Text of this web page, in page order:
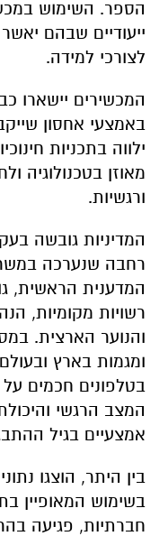
הספר. השימוש
ייעודיים שבהם
לצורכי למידה.
המכשירים יישארו
באמצעי אחסון
ילווה בתכניות
מאוזן בטכנולוגיה
ורגשיות.
המדיניות גובשה
רחבה שנערכה
המדענית הראשית,
רשויות מקומיות,
והנוער הארצית.
ומגמות בארץ
בטלפונים חכמים
המצב הרגשי
אמצעיים בגיל
בין היתר, הוצגו
בשימוש המאופיין
חברתיות, פגיעה